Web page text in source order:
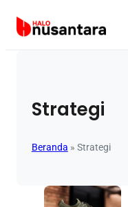
Strategi
Beranda » Strategi